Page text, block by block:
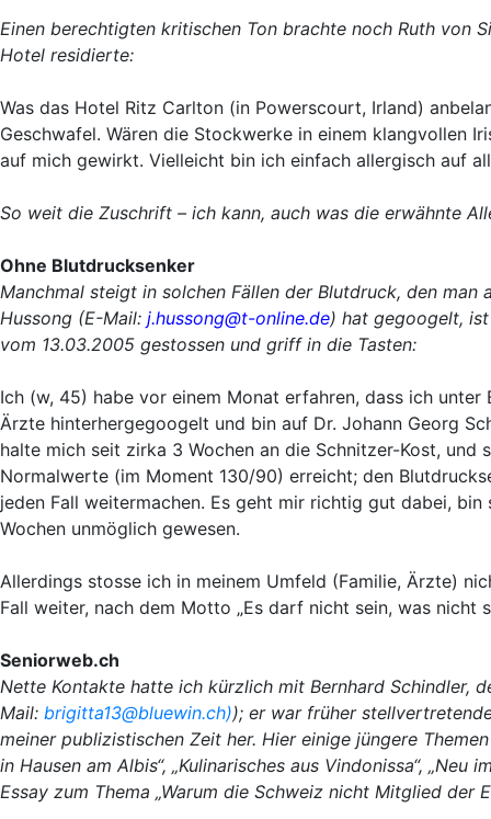
Einen berechtigten kritischen Ton brachte noch Ruth von
Hotel residierte:
Was das Hotel Ritz Carlton (in Powerscourt, Irland)
Geschwafel. Wären die Stockwerke in einem klangvollen
auf mich gewirkt. Vielleicht bin ich einfach allergisch auf
So weit die Zuschrift – ich kann, auch was die erwähnte
Ohne Blutdrucksenker
Manchmal steigt in solchen Fällen der Blutdruck, den
Hussong (E-Mail: j.hussong@t-online.de) hat gegoogelt,
vom 13.03.2005 gestossen und griff in die Tasten:
Ich (w, 45) habe vor einem Monat erfahren, dass ich
Ärzte hinterhergegoogelt und bin auf Dr. Johann Georg
halte mich seit zirka 3 Wochen an die Schnitzer-Kost,
Normalwerte (im Moment 130/90) erreicht; den
jeden Fall weitermachen. Es geht mir richtig gut dabei,
Wochen unmöglich gewesen.
Allerdings stosse ich in meinem Umfeld (Familie, Ärzte)
Fall weiter, nach dem Motto „Es darf nicht sein, was nicht
Seniorweb.ch
Nette Kontakte hatte ich kürzlich mit Bernhard Schindler,
Mail: brigitta13@bluewin.ch)); er war früher
meiner publizistischen Zeit her. Hier einige jüngere
in Hausen am Albis“, „Kulinarisches aus Vindonissa“,
Essay zum Thema „Warum die Schweiz nicht Mitglied der